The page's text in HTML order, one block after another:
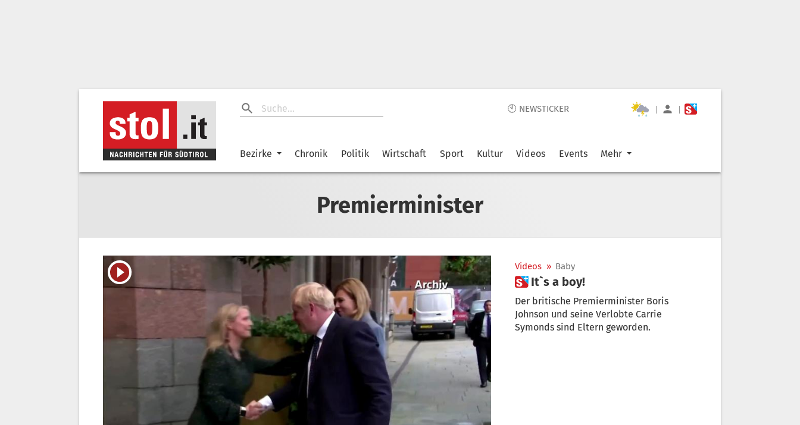
🕙 NEWSTICKER | |
Bezirke Chronik Politik Wirtschaft Sport Kultur Videos Events Mehr
Premierminister
Videos » Baby
 It`s a boy!
Der britische Premierminister Boris
Johnson und seine Verlobte Carrie
Symonds sind Eltern geworden.